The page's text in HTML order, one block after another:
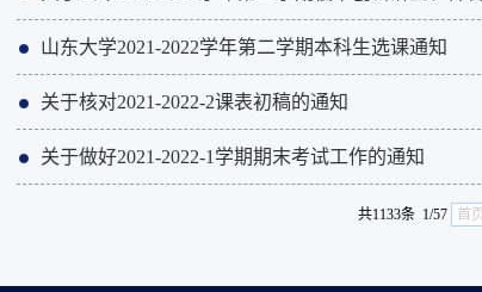
山东大学2021-2022学年第二学期本科生选课通知
关于核对2021-2022-2课表初稿的通知
关于做好2021-2022-1学期期末考试工作的通知
共1133条 1/57 首页